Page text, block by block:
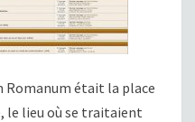
Romanum était la place
le lieu où se traitaient